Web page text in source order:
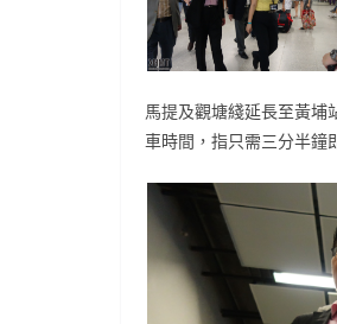
馬提及觀塘綫延長至黃埔
車時間，指只需三分半鐘